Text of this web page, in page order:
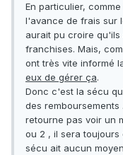
En particulier,
l'avance de frais sur
aurait pu croire
franchises. Mais,
ont très vite informé
eux de gérer ça.
Donc c'est la sécu
des
retourne pas voir un
ou 2 , il sera
sécu ait aucun